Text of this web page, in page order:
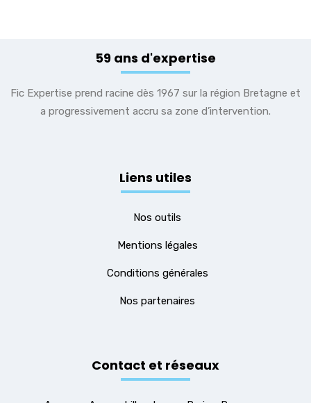
59 ans d'expertise
Fic Expertise prend racine dès 1967 sur la région Bretagne et
a progressivement accru sa zone d’intervention.
Liens utiles
Nos outils
Mentions légales
Conditions générales
Nos partenaires
Contact et réseaux